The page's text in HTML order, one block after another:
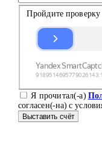
Пройдите проверку
Я прочитал(-а)
согласен(-на) с
Выставить счёт